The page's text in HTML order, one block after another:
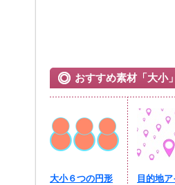
おすすめ素材「大小」
大小６つの円形
目的地